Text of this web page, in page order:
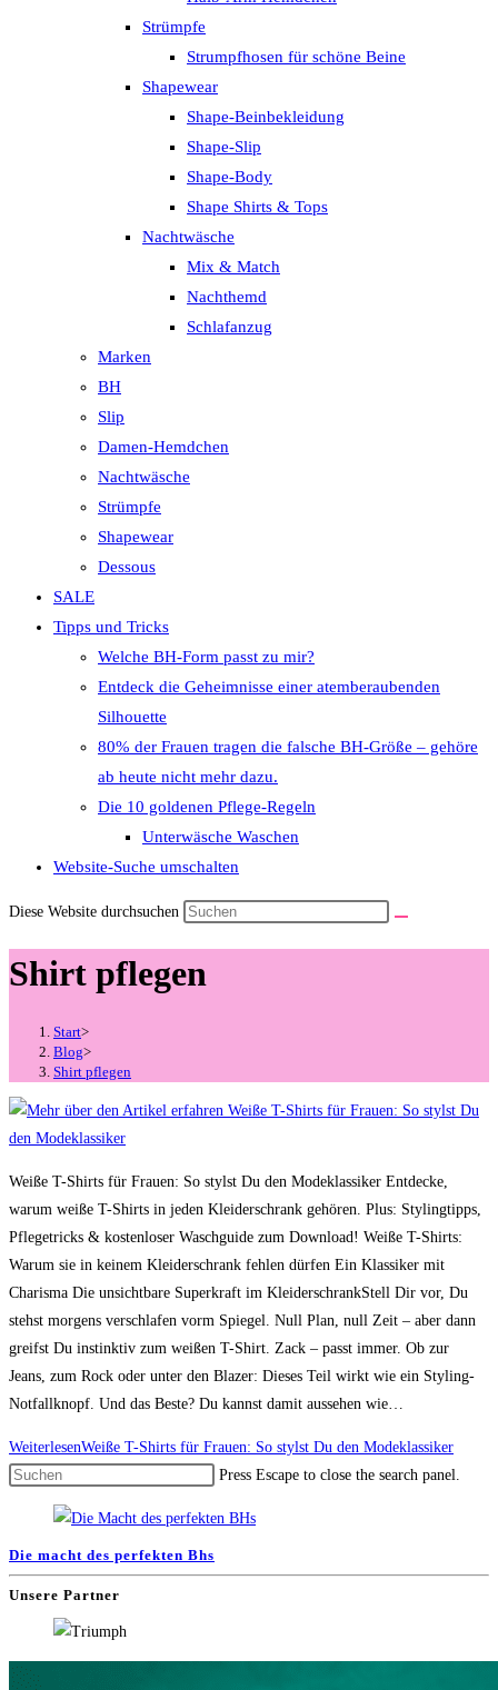
Strümpfe
Strumpfhosen für schöne Beine
Shapewear
Shape-Beinbekleidung
Shape-Slip
Shape-Body
Shape Shirts & Tops
Nachtwäsche
Mix & Match
Nachthemd
Schlafanzug
Marken
BH
Slip
Damen-Hemdchen
Nachtwäsche
Strümpfe
Shapewear
Dessous
SALE
Tipps und Tricks
Welche BH-Form passt zu mir?
Entdeck die Geheimnisse einer atemberaubenden
Silhouette
80% der Frauen tragen die falsche BH-Größe – gehöre
ab heute nicht mehr dazu.
Die 10 goldenen Pflege-Regeln
Unterwäsche Waschen
Website-Suche umschalten
Diese Website durchsuchen
Shirt pflegen
Start>
Blog>
Shirt pflegen
Weiße T-Shirts für Frauen: So stylst Du den Modeklassiker Entdecke,
warum weiße T-Shirts in jeden Kleiderschrank gehören. Plus: Stylingtipps,
Pflegetricks & kostenloser Waschguide zum Download! Weiße T-Shirts:
Warum sie in keinem Kleiderschrank fehlen dürfen Ein Klassiker mit
Charisma Die unsichtbare Superkraft im KleiderschrankStell Dir vor, Du
stehst morgens verschlafen vorm Spiegel. Null Plan, null Zeit – aber dann
greifst Du instinktiv zum weißen T-Shirt. Zack – passt immer. Ob zur
Jeans, zum Rock oder unter den Blazer: Dieses Teil wirkt wie ein Styling-
Notfallknopf. Und das Beste? Du kannst damit aussehen wie…
WeiterlesenWeiße T-Shirts für Frauen: So stylst Du den Modeklassiker
Press Escape to close the search panel.
Die macht des perfekten Bhs
Unsere Partner